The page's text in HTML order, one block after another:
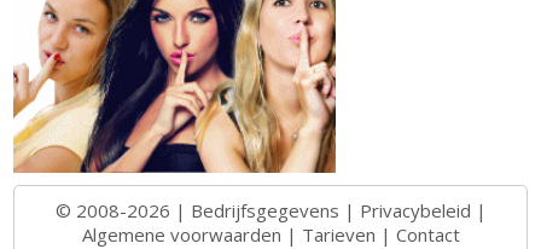
© 2008-2026 | Bedrijfsgegevens | Privacybeleid |
Algemene voorwaarden | Tarieven | Contact